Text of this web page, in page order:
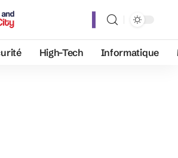
High-Tech Informatique